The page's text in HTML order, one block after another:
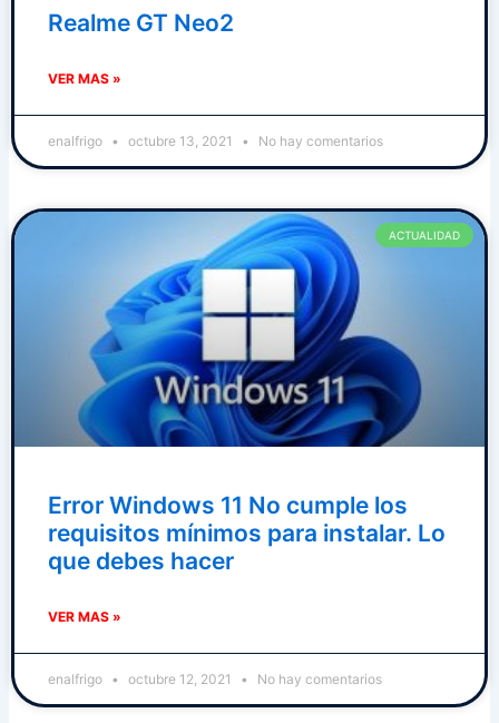
Realme GT Neo2
VER MAS »
enalfrigo octubre 13, 2021 No hay comentarios
ACTUALIDAD
Error Windows 11 No cumple los
requisitos mínimos para instalar. Lo
que debes hacer
VER MAS »
enalfrigo octubre 12, 2021 No hay comentarios